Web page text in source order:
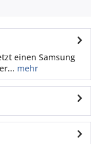
einen Samsung
mehr